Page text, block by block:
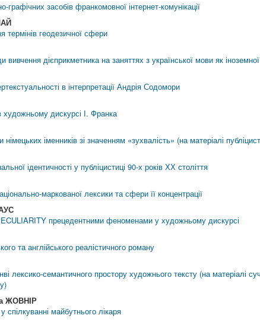
графічних засобів франкомовної інтернет-комунікації
термінів геодезичної сфери
вивчення дієприкметника на заняттях з української мови як іноземної
в інтерпретації Андрія Содомори
художньому дискурсі І. Франка
іменників зі значенням «зухвалість» (на матеріалі
ідентичності у публіцистиці 90-х років ХХ століття
маркованої лексики та сфери її концентрації
прецедентними феноменами у художньому дискурсі
та англійського реалістичного роману
лексико-семантичного простору художнього тексту (на матеріалі
ЖОВНІР
спілкуванні майбутнього лікаря